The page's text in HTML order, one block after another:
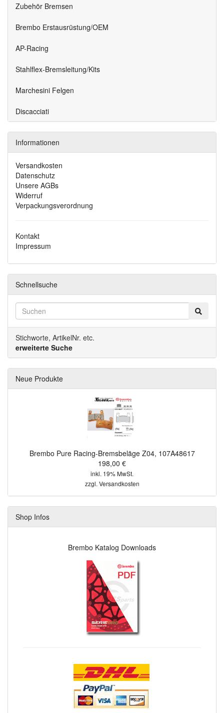
Zubehör Bremsen
Brembo Erstausrüstung/OEM
AP-Racing
Stahlflex-Bremsleitung/Kits
Marchesini Felgen
Discacciati
Informationen
Versandkosten
Datenschutz
Unsere AGBs
Widerruf
Verpackungsverordnung
Kontakt
Impressum
Schnellsuche
Stichworte, ArtikelNr. etc.
erweiterte Suche
Neue Produkte
Brembo Pure Racing-Bremsbeläge Z04, 107A48617
198,00 €
inkl. 19% MwSt.
zzgl. Versandkosten
Shop Infos
Brembo Katalog Downloads